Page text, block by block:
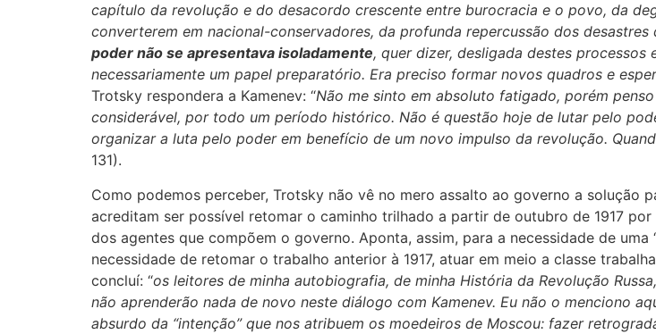
capítulo da revolução e do desacordo crescente entre burocracia e o povo, da
converterem em nacional-conservadores, da profunda repercussão dos
poder não se apresentava isoladamente, quer dizer, desligada destes
necessariamente um papel preparatório. Era preciso formar novos quadros e
Trotsky respondera a Kamenev: “Não me sinto em absoluto fatigado, porém
considerável, por todo um período histórico. Não é questão hoje de lutar pelo
organizar a luta pelo poder em benefício de um novo impulso da revolução.
131).
Como podemos perceber, Trotsky não vê no mero assalto ao governo a solução
acreditam ser possível retomar o caminho trilhado a partir de outubro de 1917
dos agentes que compõem o governo. Aponta, assim, para a necessidade de
necessidade de retomar o trabalho anterior à 1917, atuar em meio a classe
concluí: “os leitores de minha autobiografia, de minha História da Revolução
não aprenderão nada de novo neste diálogo com Kamenev. Eu não o menciono
absurdo da “intenção” que nos atribuem os moedeiros de Moscou: fazer